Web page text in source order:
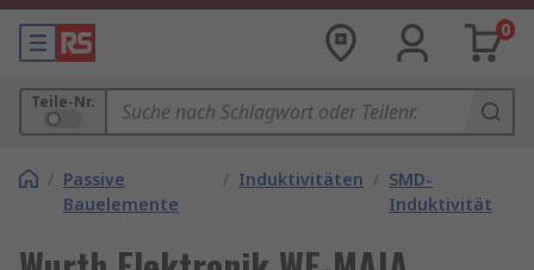
0
Teile-Nr.
/ Passive
Bauelemente
/ Induktivitäten / SMD-
Induktivität